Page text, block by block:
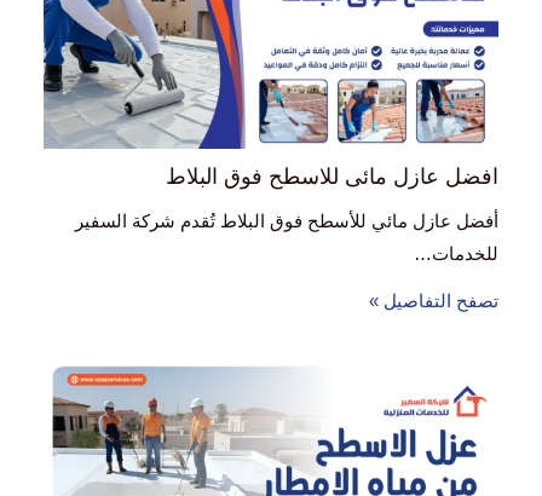
افضل عازل مائى للاسطح فوق البلاط
أفضل عازل مائي للأسطح فوق البلاط تُقدم شركة السفير
للخدمات…
تصفح التفاصيل »